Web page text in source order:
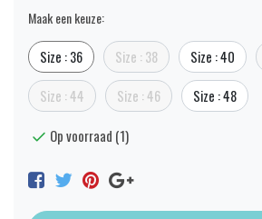
Maak een keuze:
Size : 36 Size : 38 Size : 40
Size : 44 Size : 46 Size : 48
Op voorraad (1)